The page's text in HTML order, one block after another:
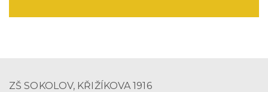
ZŠ SOKOLOV, KŘIŽÍKOVA 1916